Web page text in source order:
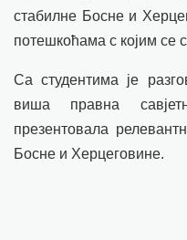
стабилне Босне и
потешкоћама с којим се
Са студентима је
виша правна
презентовала
Босне и Херцеговине.